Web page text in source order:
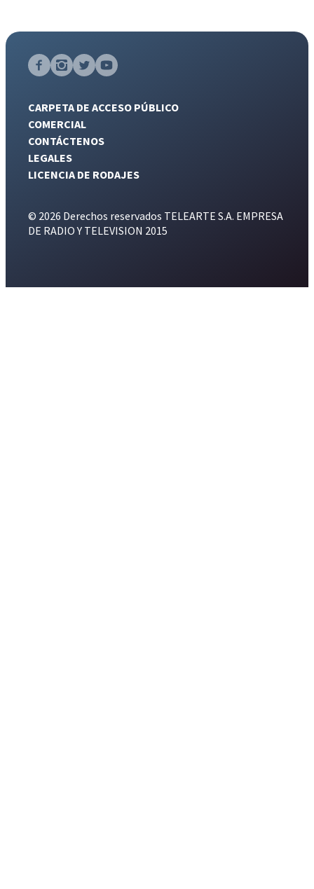
CARPETA DE ACCESO PÚBLICO
COMERCIAL
CONTÁCTENOS
LEGALES
LICENCIA DE RODAJES
© 2026 Derechos reservados TELEARTE S.A. EMPRESA
DE RADIO Y TELEVISION 2015